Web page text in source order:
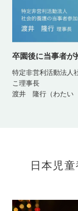
卒園後に当事者が
特定非営利活動法人
こ理事長
渡井 隆行（わたい
日本児